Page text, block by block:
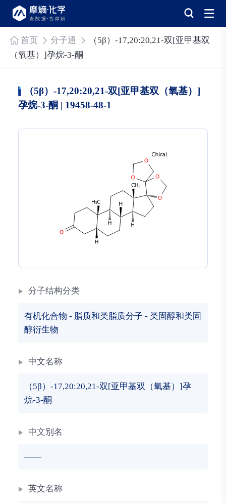
首页 分子通
（5β）-17,20:20,21-双[亚甲基双
（氧基）]孕烷-3-酮
（5β）-17,20:20,21-双[亚甲基双（氧基）]
孕烷-3-酮 | 19458-48-1
分子结构分类
有机化合物 - 脂质和类脂质分子 - 类固醇和类固
醇衍生物
中文名称
（5β）-17,20:20,21-双[亚甲基双（氧基）]孕
烷-3-酮
中文别名
——
英文名称